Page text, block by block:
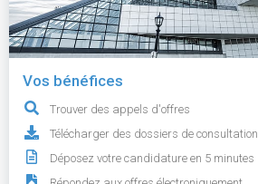
Vos bénéfices
Trouver des appels d'offres
Télécharger des dossiers de consultation
Déposez votre candidature en 5 minutes